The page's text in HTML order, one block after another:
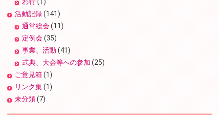
活動記録(141)
通常総会(11)
定例会(35)
事業、活動 (41)
式典、大会等への参加 (25)
ご意見箱(1)
リンク集(1)
未分類(7)